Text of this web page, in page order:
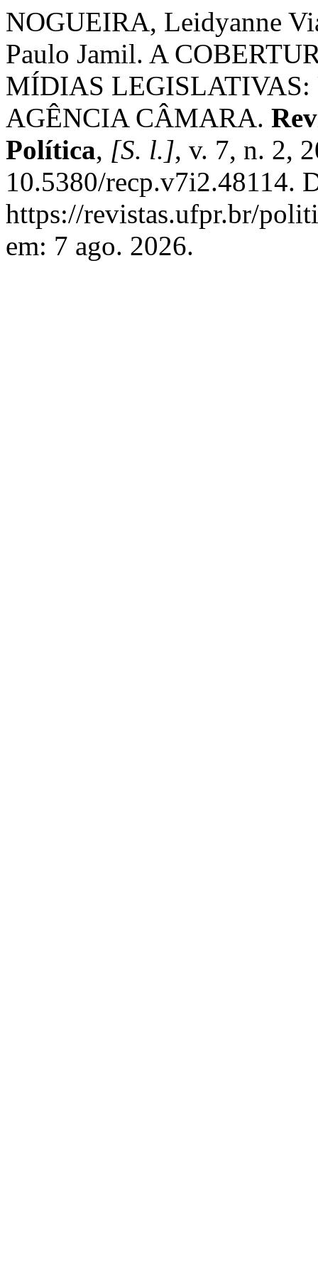
NOGUEIRA, Leidyanne
Paulo Jamil. A
MÍDIAS LEGISLATIVAS:
AGÊNCIA CÂMARA.
Política, [S. l.], v. 7, n. 2,
10.5380/recp.v7i2.48114.
https://revistas.ufpr.br/
em: 7 ago. 2026.